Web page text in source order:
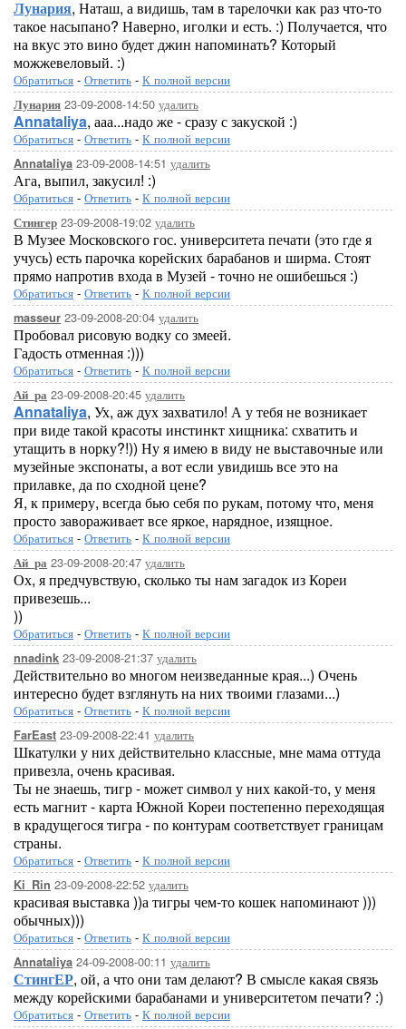
Лунария, Наташ, а видишь, там в тарелочки как раз что-то
такое насыпано? Наверно, иголки и есть. :) Получается, что
на вкус это вино будет джин напоминать? Который
можжевеловый. :)
Обратиться - Ответить - К полной версии
Лунария 23-09-2008-14:50 удалить
Annataliya, ааа...надо же - сразу с закуской :)
Обратиться - Ответить - К полной версии
Annataliya 23-09-2008-14:51 удалить
Ага, выпил, закусил! :)
Обратиться - Ответить - К полной версии
Стингер 23-09-2008-19:02 удалить
В Музее Московского гос. университета печати (это где я
учусь) есть парочка корейских барабанов и ширма. Стоят
прямо напротив входа в Музей - точно не ошибешься :)
Обратиться - Ответить - К полной версии
masseur 23-09-2008-20:04 удалить
Пробовал рисовую водку со змеей.
Гадость отменная :)))
Обратиться - Ответить - К полной версии
Ай_ра 23-09-2008-20:45 удалить
Annataliya, Ух, аж дух захватило! А у тебя не возникает
при виде такой красоты инстинкт хищника: схватить и
утащить в норку?!)) Ну я имею в виду не выставочные или
музейные экспонаты, а вот если увидишь все это на
прилавке, да по сходной цене?
Я, к примеру, всегда бью себя по рукам, потому что, меня
просто завораживает все яркое, нарядное, изящное.
Обратиться - Ответить - К полной версии
Ай_ра 23-09-2008-20:47 удалить
Ох, я предчувствую, сколько ты нам загадок из Кореи
привезешь...
))
Обратиться - Ответить - К полной версии
nnadink 23-09-2008-21:37 удалить
Действительно во многом неизведанные края...) Очень
интересно будет взглянуть на них твоими глазами...)
Обратиться - Ответить - К полной версии
FarEast 23-09-2008-22:41 удалить
Шкатулки у них действительно классные, мне мама оттуда
привезла, очень красивая.
Ты не знаешь, тигр - может символ у них какой-то, у меня
есть магнит - карта Южной Кореи постепенно переходящая
в крадущегося тигра - по контурам соответствует границам
страны.
Обратиться - Ответить - К полной версии
Ki_Rin 23-09-2008-22:52 удалить
красивая выставка ))а тигры чем-то кошек напоминают )))
обычных)))
Обратиться - Ответить - К полной версии
Annataliya 24-09-2008-00:11 удалить
СтингЕР, ой, а что они там делают? В смысле какая связь
между корейскими барабанами и университетом печати? :)
Обратиться - Ответить - К полной версии